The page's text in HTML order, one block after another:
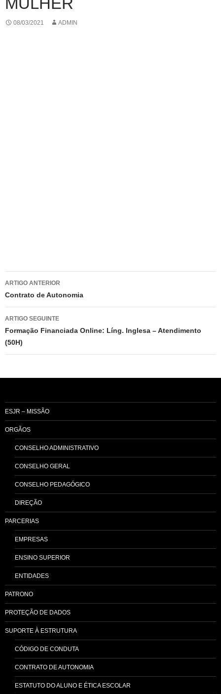
08/03/2021 ADMIN
Navegação
de
artigos
ARTIGO ANTERIOR
Contrato de Autonomia
ARTIGO SEGUINTE
Formação Financiada Online: Líng. Inglesa – Atendimento
(50H)
ESJR – MISSÃO
ORGÃOS
CONSELHO ADMINISTRATIVO
CONSELHO GERAL
CONSELHO PEDAGÓGICO
DIREÇÃO
PARCERIAS
EMPRESAS
ENSINO SUPERIOR
ENTIDADES
PATRONO
PROTEÇÃO DE DADOS
SUPORTE À ESTRUTURA
CÓDIGO DE CONDUTA
CONTRATO DE AUTONOMIA
ESTATUTO DO ALUNO E ÉTICA ESCOLAR